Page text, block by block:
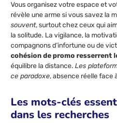
Vous organisez votre espace et
révèle une arme si vous savez la
souvent, surtout chez ceux qui
la solitude. La vigilance, la
compagnons d’infortune ou de
cohésion de promo resserrent
équilibre la distance.Les
ce paradoxe, absence réelle face
Les mots-clés
dans les recherches